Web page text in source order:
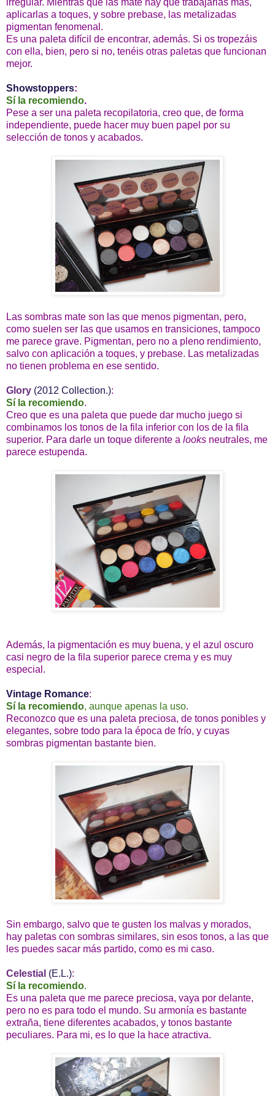
aplicarlas a toques, y sobre prebase, las metalizadas
pigmentan fenomenal.
Es una paleta difícil de encontrar, además. Si os tropezáis
con ella, bien, pero si no, tenéis otras paletas que funcionan
mejor.
Showstoppers:
Sí la recomiendo.
Pese a ser una paleta recopilatoria, creo que, de forma
independiente, puede hacer muy buen papel por su
selección de tonos y acabados.
Las sombras mate son las que menos pigmentan, pero,
como suelen ser las que usamos en transiciones, tampoco
me parece grave. Pigmentan, pero no a pleno rendimiento,
salvo con aplicación a toques, y prebase. Las metalizadas
no tienen problema en ese sentido.
Glory (2012 Collection.):
Sí la recomiendo.
Creo que es una paleta que puede dar mucho juego si
combinamos los tonos de la fila inferior con los de la fila
superior. Para darle un toque diferente a looks neutrales, me
parece estupenda.
Además, la pigmentación es muy buena, y el azul oscuro
casi negro de la fila superior parece crema y es muy
especial.
Vintage Romance:
Sí la recomiendo, aunque apenas la uso.
Reconozco que es una paleta preciosa, de tonos ponibles y
elegantes, sobre todo para la época de frío, y cuyas
sombras pigmentan bastante bien.
Sin embargo, salvo que te gusten los malvas y morados,
hay paletas con sombras similares, sin esos tonos, a las que
les puedes sacar más partido, como es mi caso.
Celestial (E.L.):
Sí la recomiendo.
Es una paleta que me parece preciosa, vaya por delante,
pero no es para todo el mundo. Su armonía es bastante
extraña, tiene diferentes acabados, y tonos bastante
peculiares. Para mi, es lo que la hace atractiva.